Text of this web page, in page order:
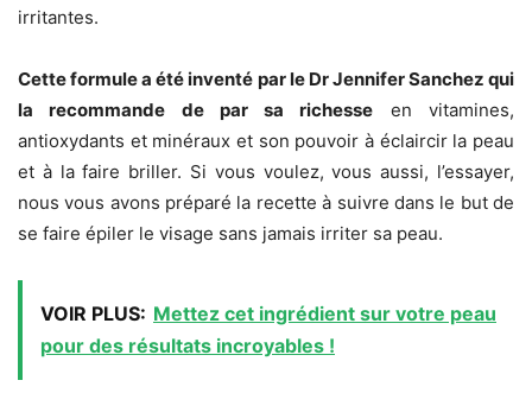
irritantes.
Cette formule a été inventé par le Dr Jennifer Sanchez qui
la recommande de par sa richesse en vitamines,
antioxydants et minéraux et son pouvoir à éclaircir la peau
et à la faire briller. Si vous voulez, vous aussi, l’essayer,
nous vous avons préparé la recette à suivre dans le but de
se faire épiler le visage sans jamais irriter sa peau.
VOIR PLUS: Mettez cet ingrédient sur votre peau
pour des résultats incroyables !